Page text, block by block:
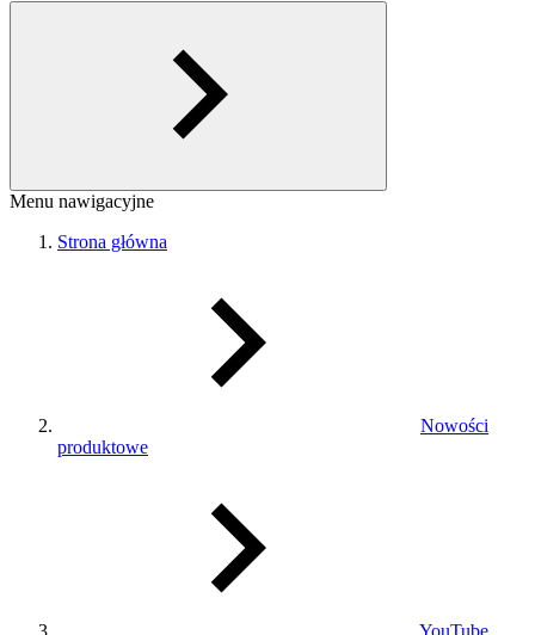
Menu nawigacyjne
Strona główna
Nowości
produktowe
YouTube